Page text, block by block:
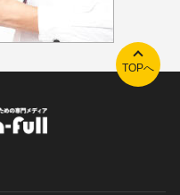
TOPへ